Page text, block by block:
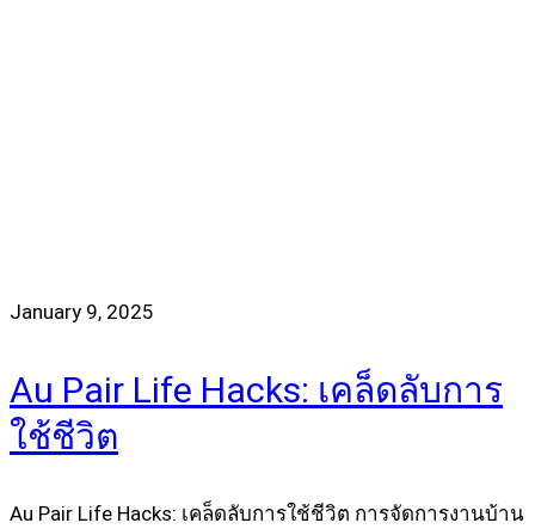
January 9, 2025
Au Pair Life Hacks: เคล็ดลับการ
ใช้ชีวิต
Au Pair Life Hacks: เคล็ดลับการใช้ชีวิต การจัดการงานบ้าน